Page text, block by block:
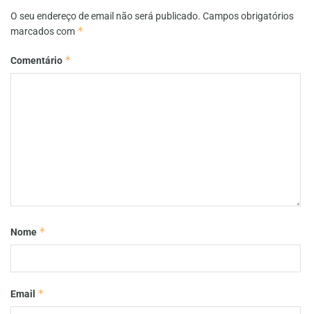
O seu endereço de email não será publicado. Campos obrigatórios
marcados com *
Comentário *
Nome *
Email *